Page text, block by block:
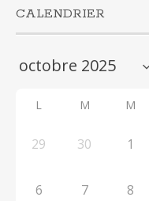
CALENDRIER
L M M
29 30 1
6 7 8